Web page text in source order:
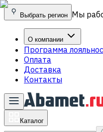
Выбрать регион Мы
О компании
Программа
Оплата
Доставка
Контакты
Каталог